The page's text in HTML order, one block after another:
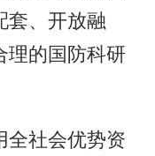
套、开放融
理的国防科研
社会优势资